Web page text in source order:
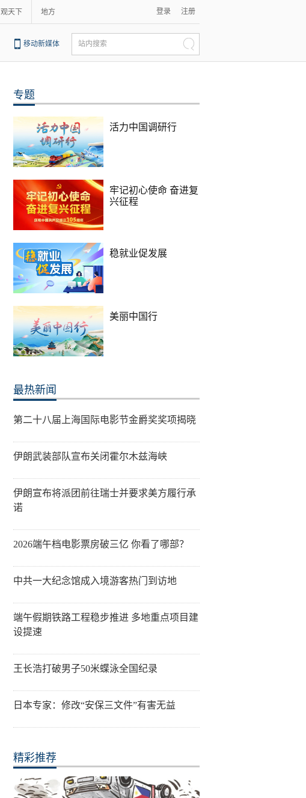
观天下 地方 登录 注册
移动新媒体 站内搜索
专题
活力中国调研行
牢记初心使命 奋进复
兴征程
稳就业促发展
美丽中国行
最热新闻
第二十八届上海国际电影节金爵奖奖项揭晓
伊朗武装部队宣布关闭霍尔木兹海峡
伊朗宣布将派团前往瑞士并要求美方履行承
诺
2026端午档电影票房破三亿 你看了哪部？
中共一大纪念馆成入境游客热门到访地
端午假期铁路工程稳步推进 多地重点项目建
设提速
王长浩打破男子50米蝶泳全国纪录
日本专家：修改“安保三文件”有害无益
精彩推荐